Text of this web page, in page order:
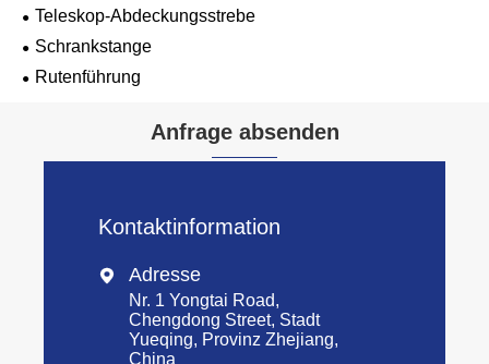
Teleskop-Abdeckungsstrebe
Schrankstange
Rutenführung
Anfrage absenden
Kontaktinformation
 Adresse
Nr. 1 Yongtai Road,
Chengdong Street, Stadt
Yueqing, Provinz Zhejiang,
China